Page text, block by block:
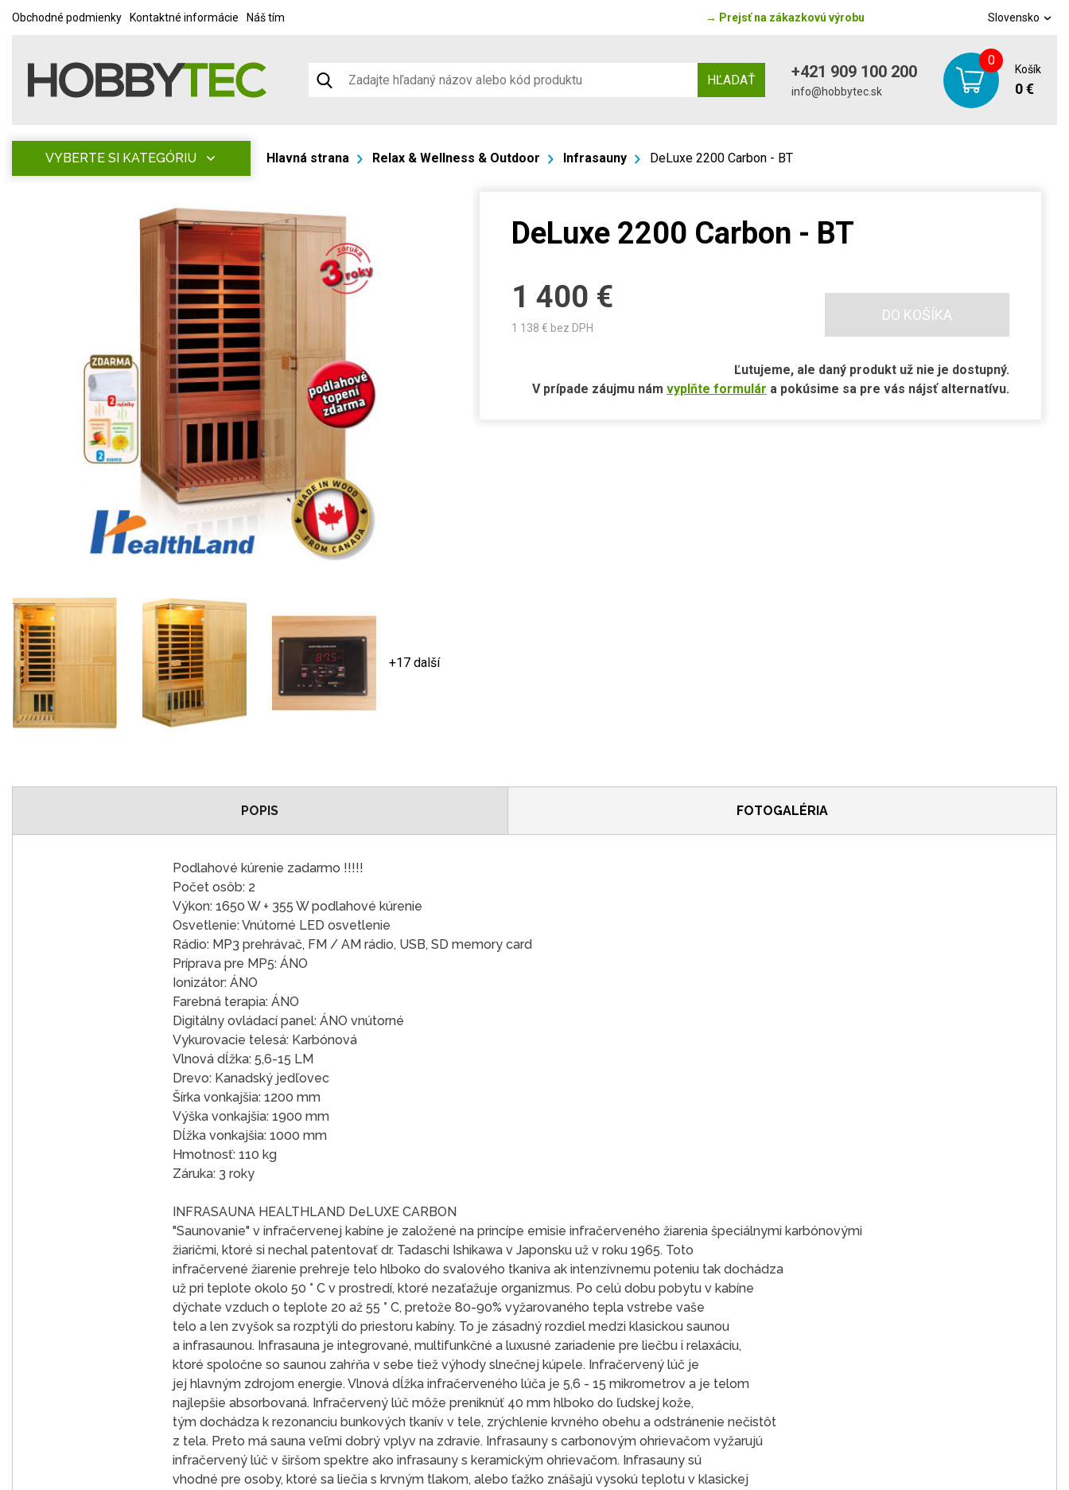
Obchodné podmienky Kontaktné informácie Náš tím → Prejsť na zákazkovú výrobu Slovensko
HĽADAŤ +421 909 100 200
info@hobbytec.sk
0
Košík
0 €
VYBERTE SI KATEGÓRIU Hlavná strana Relax & Wellness & Outdoor Infrasauny DeLuxe 2200 Carbon - BT
+17 další
DeLuxe 2200 Carbon - BT
1 400 €
1 138 € bez DPH
DO KOŠÍKA
Ľutujeme, ale daný produkt už nie je dostupný.
V prípade záujmu nám vyplňte formulár a pokúsime sa pre vás nájsť alternatívu.
POPIS FOTOGALÉRIA
Podlahové kúrenie zadarmo !!!!!
Počet osôb: 2
Výkon: 1650 W + 355 W podlahové kúrenie
Osvetlenie: Vnútorné LED osvetlenie
Rádio: MP3 prehrávač, FM / AM rádio, USB, SD memory card
Príprava pre MP5: ÁNO
Ionizátor: ÁNO
Farebná terapia: ÁNO
Digitálny ovládací panel: ÁNO vnútorné
Vykurovacie telesá: Karbónová
Vlnová dĺžka: 5,6-15 LM
Drevo: Kanadský jedľovec
Šírka vonkajšia: 1200 mm
Výška vonkajšia: 1900 mm
Dĺžka vonkajšia: 1000 mm
Hmotnosť: 110 kg
Záruka: 3 roky
INFRASAUNA HEALTHLAND DeLUXE CARBON
"Saunovanie" v infračervenej kabíne je založené na princípe emisie infračerveného žiarenia špeciálnymi karbónovými
žiaričmi, ktoré si nechal patentovať dr. Tadaschi Ishikawa v Japonsku už v roku 1965. Toto
infračervené žiarenie prehreje telo hlboko do svalového tkaniva ak intenzívnemu poteniu tak dochádza
už pri teplote okolo 50 ° C v prostredí, ktoré nezaťažuje organizmus. Po celú dobu pobytu v kabíne
dýchate vzduch o teplote 20 až 55 ° C, pretože 80-90% vyžarovaného tepla vstrebe vaše
telo a len zvyšok sa rozptýli do priestoru kabíny. To je zásadný rozdiel medzi klasickou saunou
a infrasaunou. Infrasauna je integrované, multifunkčné a luxusné zariadenie pre liečbu i relaxáciu,
ktoré spoločne so saunou zahŕňa v sebe tiež výhody slnečnej kúpele. Infračervený lúč je
jej hlavným zdrojom energie. Vlnová dĺžka infračerveného lúča je 5,6 - 15 mikrometrov a je telom
najlepšie absorbovaná. Infračervený lúč môže preniknúť 40 mm hlboko do ľudskej kože,
tým dochádza k rezonanciu bunkových tkanív v tele, zrýchlenie krvného obehu a odstránenie nečistôt
z tela. Preto má sauna veľmi dobrý vplyv na zdravie. Infrasauny s carbonovým ohrievačom vyžarujú
infračervený lúč v širšom spektre ako infrasauny s keramickým ohrievačom. Infrasauny sú
vhodné pre osoby, ktoré sa liečia s krvným tlakom, alebo ťažko znášajú vysokú teplotu v klasickej